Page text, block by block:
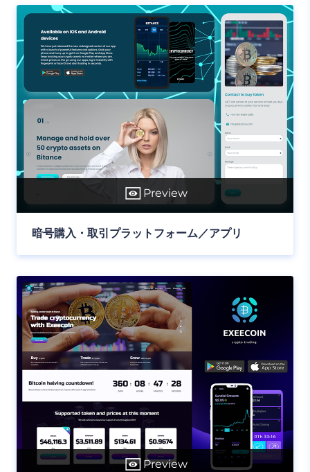
Preview
暗号購入・取引プラットフォーム／アプリ
Preview